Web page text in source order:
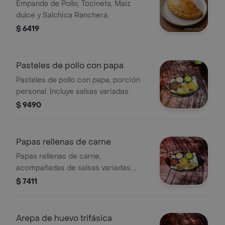
Empanda de Pollo, Tocineta, Maiz
dulce y Salchica Ranchera.
$ 6419
Pasteles de pollo con papa
Pasteles de pollo con papa, porción
personal. Incluye salsas variadas.
$ 9490
Papas rellenas de carne
Papas rellenas de carne,
acompañadas de salsas variadas.
Porción personal.
$ 7411
Arepa de huevo trifásica